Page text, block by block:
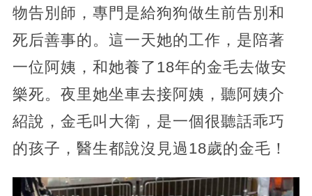
物告別師，專門是給狗狗做生前告別和
死后善事的。這一天她的工作，是陪著
一位阿姨，和她養了18年的金毛去做安
樂死。夜里她坐車去接阿姨，聽阿姨介
紹說，金毛叫大衛，是一個很聽話乖巧
的孩子，醫生都說沒見過18歲的金毛！